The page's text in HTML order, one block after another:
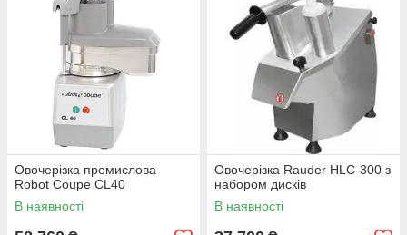
Овочерізка промислова
Robot Coupe CL40
В наявності
Овочерізка Rauder HLC-300 з
набором дисків
В наявності